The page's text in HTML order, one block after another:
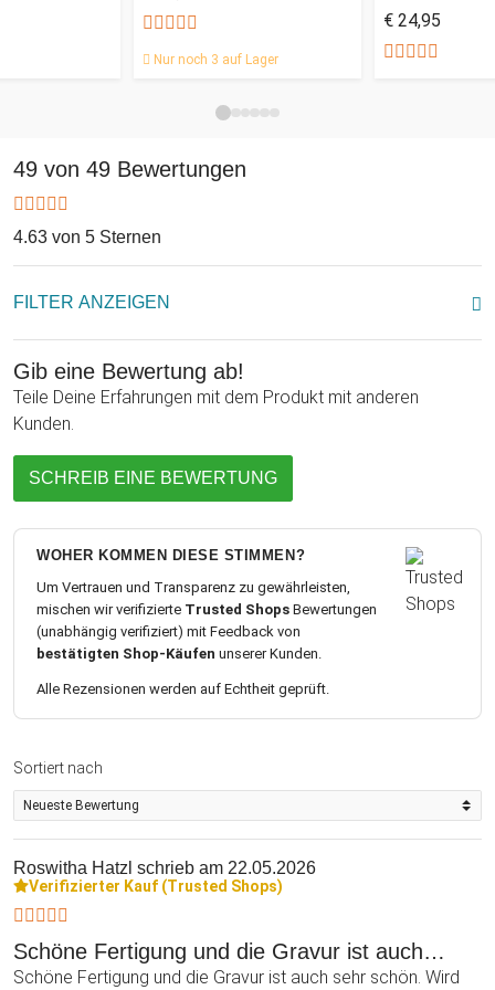
ist endgültig vorbei! Der Halter hält auch schwereren Lasten
durchaus Stand: Shopping ist vorher also kein Problem! Ein
Nur noch 3 auf Lager
€ 24,95
49 von 49 Bewertungen
4.63 von 5 Sternen
FILTER ANZEIGEN
Gib eine Bewertung ab!
Teile Deine Erfahrungen mit dem Produkt mit anderen
Kunden.
SCHREIB EINE BEWERTUNG
WOHER KOMMEN DIESE STIMMEN?
Um Vertrauen und Transparenz zu gewährleisten,
mischen wir verifizierte Trusted Shops Bewertungen
(unabhängig verifiziert) mit Feedback von
bestätigten Shop-Käufen unserer Kunden.
Alle Rezensionen werden auf Echtheit geprüft.
Sortiert nach
Roswitha Hatzl schrieb am 22.05.2026
Verifizierter Kauf (Trusted Shops)
Schöne Fertigung und die Gravur ist auch…
Schöne Fertigung und die Gravur ist auch sehr schön. Wird